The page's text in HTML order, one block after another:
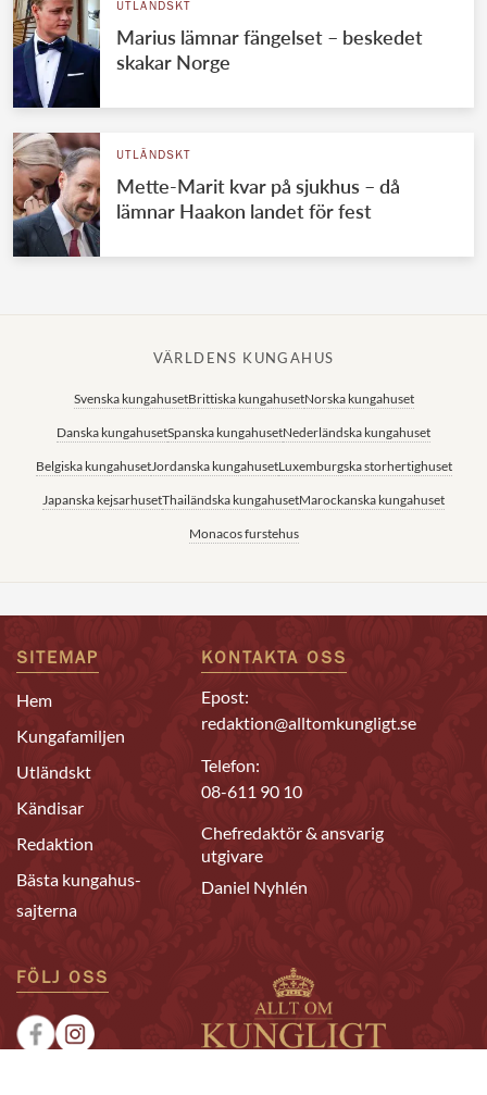
UTLÄNDSKT
Marius lämnar fängelset – beskedet
skakar Norge
UTLÄNDSKT
Mette-Marit kvar på sjukhus – då
lämnar Haakon landet för fest
VÄRLDENS KUNGAHUS
Svenska kungahusetBrittiska kungahusetNorska kungahuset
Danska kungahusetSpanska kungahusetNederländska kungahuset
Belgiska kungahusetJordanska kungahusetLuxemburgska storhertighuset
Japanska kejsarhusetThailändska kungahusetMarockanska kungahuset
Monacos furstehus
SITEMAP
Hem
Kungafamiljen
Utländskt
Kändisar
Redaktion
Bästa kungahus-
sajterna
KONTAKTA OSS
Epost:
redaktion@alltomkungligt.se
Telefon:
08-611 90 10
Chefredaktör & ansvarig
utgivare
Daniel Nyhlén
FÖLJ OSS